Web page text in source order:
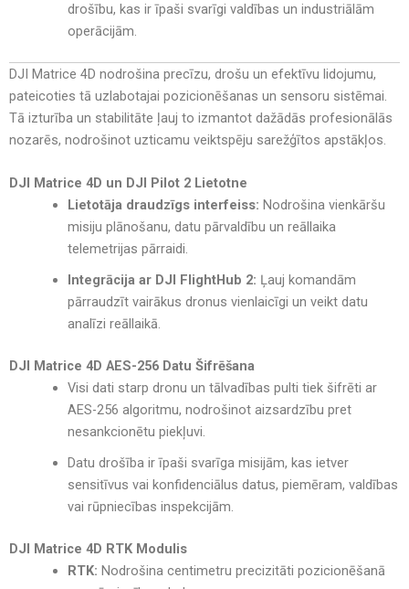
drošību, kas ir īpaši svarīgi valdības un industriālām
operācijām.
DJI Matrice 4D nodrošina precīzu, drošu un efektīvu lidojumu,
pateicoties tā uzlabotajai pozicionēšanas un sensoru sistēmai.
Tā izturība un stabilitāte ļauj to izmantot dažādās profesionālās
nozarēs, nodrošinot uzticamu veiktspēju sarežģītos apstākļos.
DJI Matrice 4D un DJI Pilot 2 Lietotne
Lietotāja draudzīgs interfeiss: Nodrošina vienkāršu
misiju plānošanu, datu pārvaldību un reāllaika
telemetrijas pārraidi.
Integrācija ar DJI FlightHub 2: Ļauj komandām
pārraudzīt vairākus dronus vienlaicīgi un veikt datu
analīzi reāllaikā.
DJI Matrice 4D AES-256 Datu Šifrēšana
Visi dati starp dronu un tālvadības pulti tiek šifrēti ar
AES-256 algoritmu, nodrošinot aizsardzību pret
nesankcionētu piekļuvi.
Datu drošība ir īpaši svarīga misijām, kas ietver
sensitīvus vai konfidenciālus datus, piemēram, valdības
vai rūpniecības inspekcijām.
DJI Matrice 4D RTK Modulis
RTK: Nodrošina centimetru precizitāti pozicionēšanā